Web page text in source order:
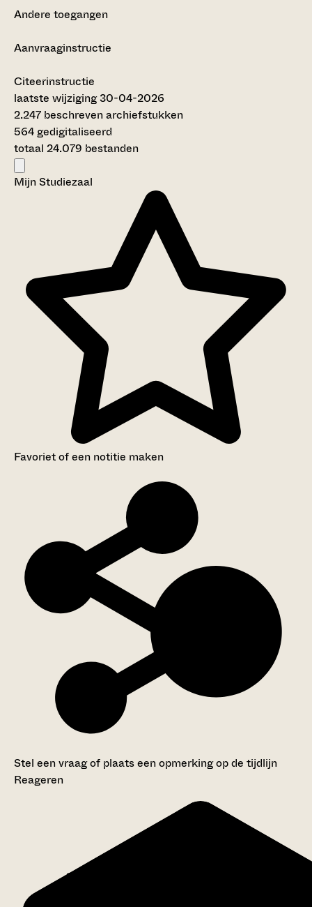
Andere toegangen
Aanvraaginstructie
Citeerinstructie
laatste wijziging 30-04-2026
2.247 beschreven archiefstukken
564 gedigitaliseerd
totaal 24.079 bestanden
Mijn Studiezaal
Favoriet of een notitie maken
Stel een vraag of plaats een opmerking op de tijdlijn
Reageren